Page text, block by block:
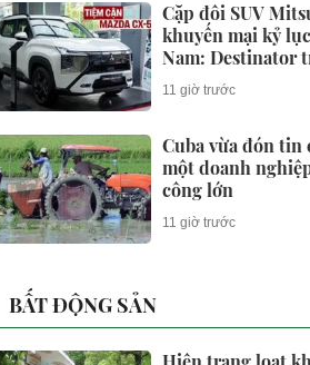
Cặp đôi SUV
khuyến mại kỷ
Nam: Destinator
702 triệu, Xforce
lăn bánh tới 72
11 giờ trước
Cuba vừa đón tin
một doanh
công lớn
11 giờ trước
BẤT ĐỘNG SẢN